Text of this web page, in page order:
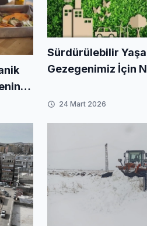
Sürdürülebilir
Gezegenimiz İçin
24 Mart 2026